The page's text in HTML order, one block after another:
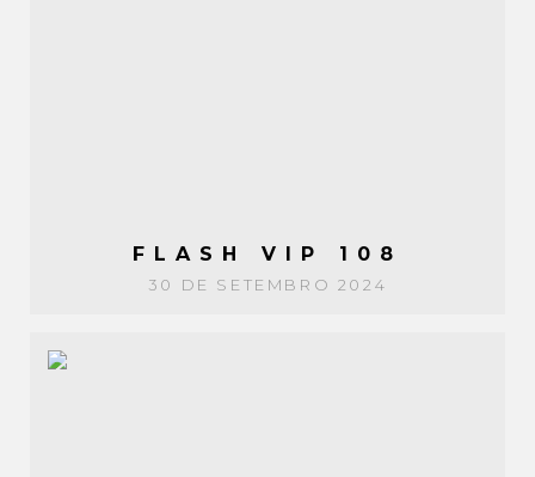
FLASH VIP 108
30 DE SETEMBRO 2024